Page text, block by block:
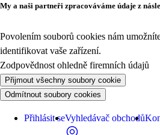
My a naši partneři zpracováváme údaje z
Povolením souborů cookies nám
identifikovat vaše zařízení.
Zodpovědnost ohledně firemních údajů
Přijmout všechny soubory cookie
Odmítnout soubory cookies
Přihlásit seVyhledávač obchodů